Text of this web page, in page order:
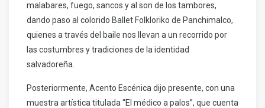
malabares, fuego, sancos y al son de los tambores,
dando paso al colorido Ballet Folkloriko de Panchimalco,
quienes a través del baile nos llevan a un recorrido por
las costumbres y tradiciones de la identidad
salvadoreña.
Posteriormente, Acento Escénica dijo presente, con una
muestra artística titulada “El médico a palos”, que cuenta